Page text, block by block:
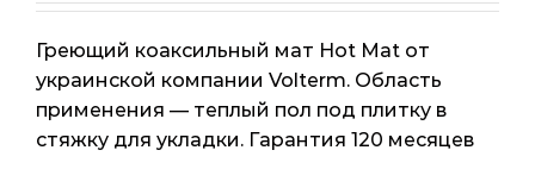
Греющий коаксильный мат Hot Mat от
украинской компании Volterm. Область
применения — теплый пол под плитку в
стяжку для укладки. Гарантия 120 месяцев